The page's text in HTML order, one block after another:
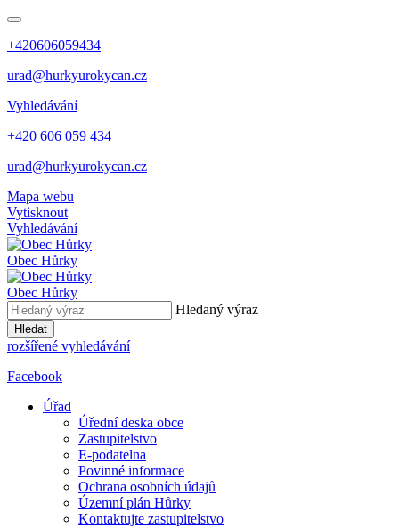
+420606059434
urad@hurkyurokycan.cz
Vyhledávání
+420 606 059 434
urad@hurkyurokycan.cz
Mapa webu
Vytisknout
Vyhledávání
Obec Hůrky
Obec Hůrky
Hledaný výraz
Hledat
rozšířené vyhledávání
Facebook
Úřad
Úřední deska obce
Zastupitelstvo
E-podatelna
Povinné informace
Ochrana osobních údajů
Územní plán Hůrky
Kontaktujte zastupitelstvo